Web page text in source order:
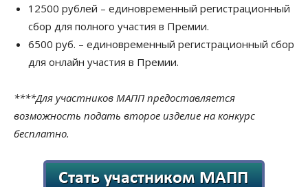
12500 рублей – единовременный регистрационный
сбор для полного участия в Премии.
6500 руб. – единовременный регистрационный сбор
для онлайн участия в Премии.
****Для участников МАПП предоставляется
возможность подать второе изделие на конкурс
бесплатно.